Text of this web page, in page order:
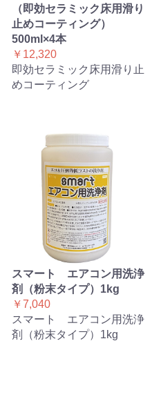
（即効セラミック床用滑り
止めコーティング）
500ml×4本
￥12,320
即効セラミック床用滑り止
めコーティング
スマート エアコン用洗浄
剤（粉末タイプ）1kg
￥7,040
スマート エアコン用洗浄
剤（粉末タイプ）1kg